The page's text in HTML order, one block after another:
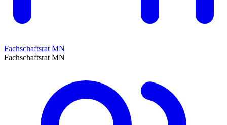
Fachschaftsrat MN
Fachschaftsrat MN